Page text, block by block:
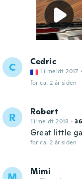
C Cedric
Tilmeldt 2017 ·
for ca. 2 år siden
R Robert
Tilmeldt 2018 ·
Great little
for ca. 2 år siden
Mimi